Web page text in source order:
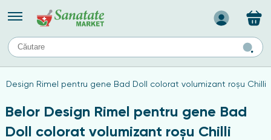
Назад
TIPURI DE TEN
Produse pentru ten mixt
Ten problematic
Produse pentru ten gras
Design Rimel pentru gene Bad Doll colorat volumizant roșu Chilli
Belor Design Rimel pentru gene Bad
Doll colorat volumizant roșu Chilli